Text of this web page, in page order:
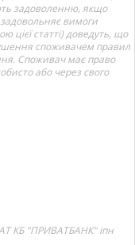
задоволенню, якщо
вимоги
цієї статті) доведуть, що
споживачем правил
Споживач має право
або через свого
КБ "ПРИВАТБАНК" іпн